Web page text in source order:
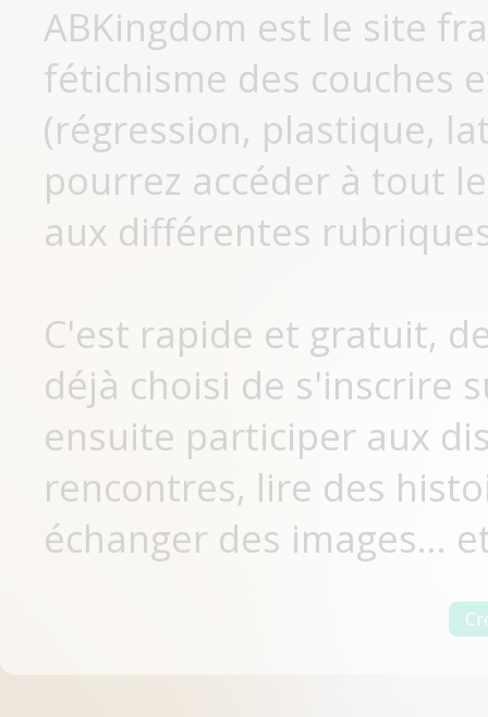
ABKingdom est le site
fétichisme des couches
(régression, plastique,
pourrez accéder à tout
aux différentes
C'est rapide et gratuit,
déjà choisi de s'inscrire
ensuite participer aux
rencontres, lire des
échanger des images...